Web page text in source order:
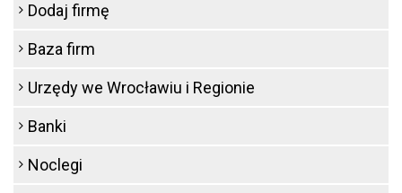
Dodaj firmę
Baza firm
Urzędy we Wrocławiu i Regionie
Banki
Noclegi